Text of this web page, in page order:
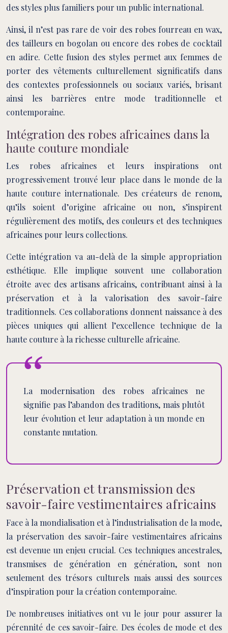
des styles plus familiers pour un public international.
Ainsi, il n’est pas rare de voir des robes fourreau en wax,
des tailleurs en bogolan ou encore des robes de cocktail
en adire. Cette fusion des styles permet aux femmes de
porter des vêtements culturellement significatifs dans
des contextes professionnels ou sociaux variés, brisant
ainsi les barrières entre mode traditionnelle et
contemporaine.
Intégration des robes africaines dans la
haute couture mondiale
Les robes africaines et leurs inspirations ont
progressivement trouvé leur place dans le monde de la
haute couture internationale. Des créateurs de renom,
qu’ils soient d’origine africaine ou non, s’inspirent
régulièrement des motifs, des couleurs et des techniques
africaines pour leurs collections.
Cette intégration va au-delà de la simple appropriation
esthétique. Elle implique souvent une collaboration
étroite avec des artisans africains, contribuant ainsi à la
préservation et à la valorisation des savoir-faire
traditionnels. Ces collaborations donnent naissance à des
pièces uniques qui allient l’excellence technique de la
haute couture à la richesse culturelle africaine.
La modernisation des robes africaines ne
signifie pas l’abandon des traditions, mais plutôt
leur évolution et leur adaptation à un monde en
constante mutation.
Préservation et transmission des
savoir-faire vestimentaires africains
Face à la mondialisation et à l’industrialisation de la mode,
la préservation des savoir-faire vestimentaires africains
est devenue un enjeu crucial. Ces techniques ancestrales,
transmises de génération en génération, sont non
seulement des trésors culturels mais aussi des sources
d’inspiration pour la création contemporaine.
De nombreuses initiatives ont vu le jour pour assurer la
pérennité de ces savoir-faire. Des écoles de mode et des